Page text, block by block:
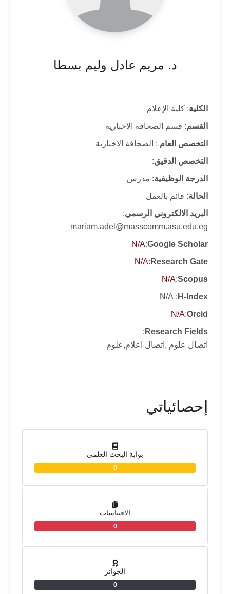
د. مريم عادل وليم بسطا
الكلية: كلية الإعلام
القسم: قسم الصحافة الاخبارية
التخصص العام : الصحافة الاخبارية
التخصص الدقيق:
الدرجة الوظيفية: مدرس
الحالة: قائم بالعمل
البريد الالكتروني الرسمي:
mariam.adel@masscomm.asu.edu.eg
Google Scholar
:
N/A
Research Gate
:
N/A
Scopus
:
N/A
H-Index
: N/A
Orcid
:
N/A
Research Fields
:
اتصال علوم ,اتصال اعلام,علوم
إحصائياتي
بوابة البحث العلمي
0
الاقتباسات
0
الجوائز
0